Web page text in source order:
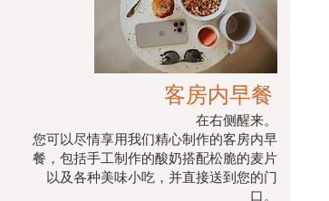
客房内早餐
在右侧醒来。
您可以尽情享用我们精心制作的客房内早
餐，包括手工制作的酸奶搭配松脆的麦片
以及各种美味小吃，并直接送到您的门
口。